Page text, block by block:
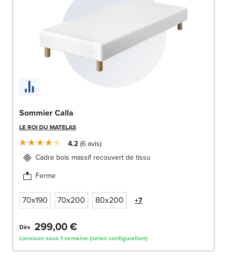
Sommier Calla
LE ROI DU MATELAS
4.2 6avis
Cadre bois massif recouvert de tissu
Ferme
70x190 70x200 80x200 +7
Dès 299,00 €
Livraison sous 1 semaine (selon configuration)